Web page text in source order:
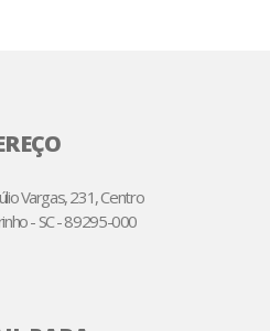
Vargas, 231, Centro
- SC - 89295-000